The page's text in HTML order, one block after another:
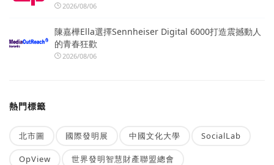
2026/08/06
陳嘉樺Ella選擇Sennheiser Digital 6000打造震撼動人
的青春狂歡
2026/08/06
熱門標籤
北市圖 國際發明展 中國文化大學 SocialLab
OpView 世界發明智慧財產聯盟總會